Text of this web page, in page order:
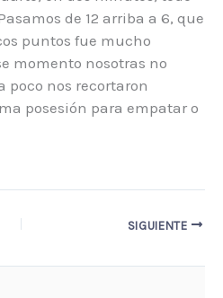
de 12 arriba a 6, que
puntos fue mucho
momento nosotras no
poco nos recortaron
posesión para empatar o
SIGUIENTE